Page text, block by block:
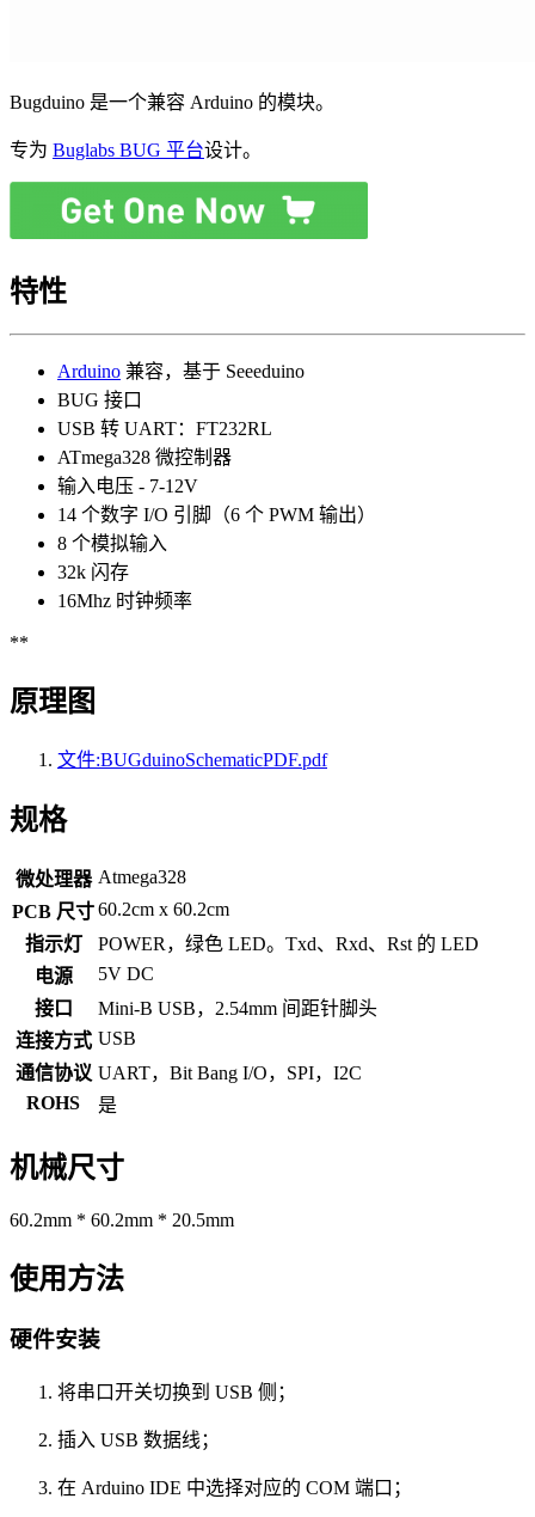
Bugduino 是一个兼容 Arduino 的模块。
专为 Buglabs BUG 平台设计。
特性
Arduino 兼容，基于 Seeeduino
BUG 接口
USB 转 UART：FT232RL
ATmega328 微控制器
输入电压 - 7-12V
14 个数字 I/O 引脚（6 个 PWM 输出）
8 个模拟输入
32k 闪存
16Mhz 时钟频率
**
原理图
文件:BUGduinoSchematicPDF.pdf
规格
微处理器 Atmega328
PCB 尺寸60.2cm x 60.2cm
指示灯
POWER，绿色 LED。Txd、Rxd、Rst 的 LED
电源
5V DC
接口
Mini-B USB，2.54mm 间距针脚头
连接方式 USB
通信协议 UART，Bit Bang I/O，SPI，I2C
ROHS
是
机械尺寸
60.2mm * 60.2mm * 20.5mm
使用方法
硬件安装
将串口开关切换到 USB 侧；
插入 USB 数据线；
在 Arduino IDE 中选择对应的 COM 端口；